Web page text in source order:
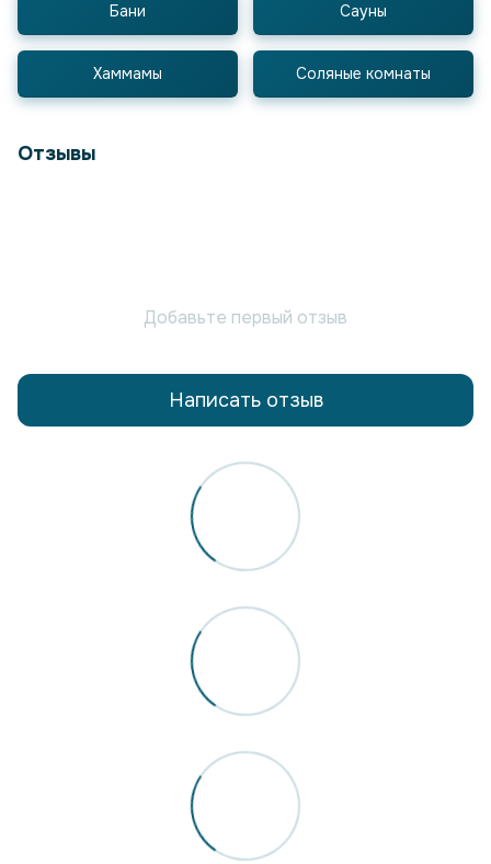
Бани Сауны
Хаммамы Соляные комнаты
Отзывы
Добавьте первый отзыв
Написать отзыв